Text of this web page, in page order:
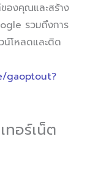
องคุณและสร้าง
รวมถึงการ
น์โหลดและติด
gaoptout?
ทอร์เน็ต